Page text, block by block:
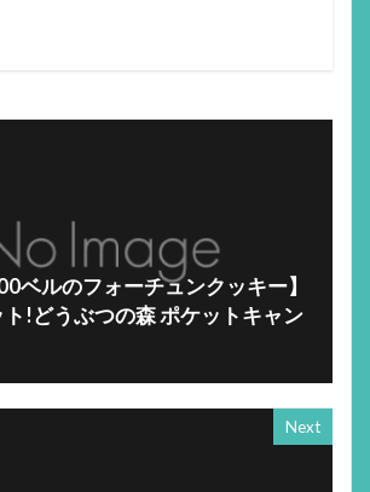
ベルのフォーチュンクッキー】
!どうぶつの森 ポケットキャン
Next